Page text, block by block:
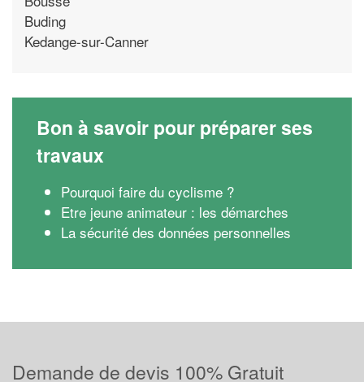
Buding
Kedange-sur-Canner
Bon à savoir pour préparer ses
travaux
Pourquoi faire du cyclisme ?
Etre jeune animateur : les démarches
La sécurité des données personnelles
Demande de devis 100% Gratuit